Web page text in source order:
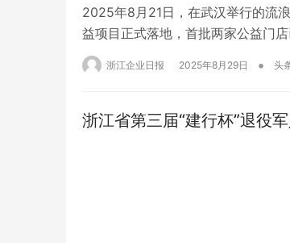
2025年8月21日，在武汉举行的流
益项目正式落地，首批两家公益门
甜品店的盈利将定向捐赠至湖北省
捐献给武汉市小动物保护协会，用于
浙江企业日报 2025年8月29日 • 头
浙江省第三届“建行杯”退役